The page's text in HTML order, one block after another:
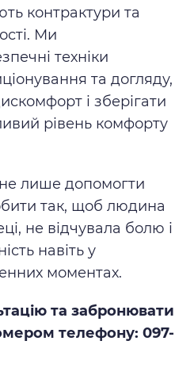
контрактури та
Ми
техніки
та догляду,
і зберігати
рівень комфорту
лише допомогти
так, щоб людина
не відчувала болю і
навіть у
моментах.
та забронювати
телефону: 097-